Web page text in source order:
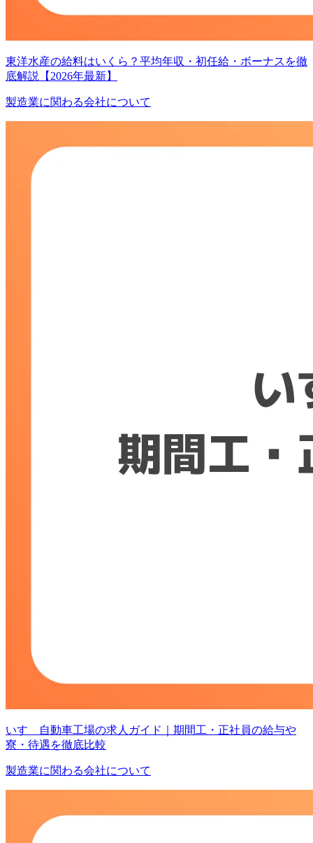
東洋水産の給料はいくら？平均年収・初任給・ボーナスを徹
底解説【2026年最新】
製造業に関わる会社について
いすゞ自動車工場の求人ガイド｜期間工・正社員の給与や
寮・待遇を徹底比較
製造業に関わる会社について